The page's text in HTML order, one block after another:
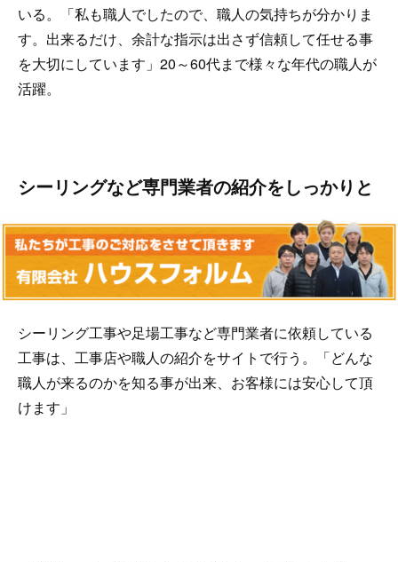
いる。「私も職人でしたので、職人の気持ちが分かりま
す。出来るだけ、余計な指示は出さず信頼して任せる事
を大切にしています」20～60代まで様々な年代の職人が
活躍。
シーリングなど専門業者の紹介をしっかりと
シーリング工事や足場工事など専門業者に依頼している
工事は、工事店や職人の紹介をサイトで行う。「どんな
職人が来るのかを知る事が出来、お客様には安心して頂
けます」